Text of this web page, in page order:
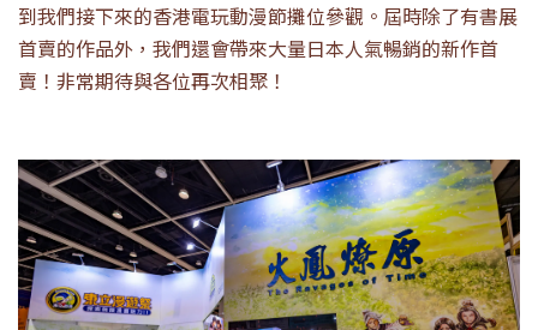
到我們接下來的香港電玩動漫節攤位參觀。屆時除了有書展
首賣的作品外，我們還會帶來大量日本人氣暢銷的新作首
賣！非常期待與各位再次相聚！